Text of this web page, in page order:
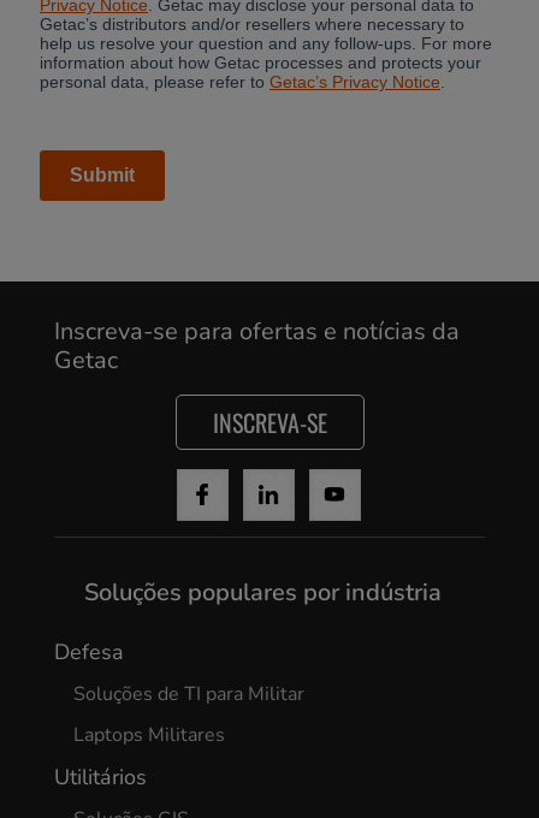
Cancel
Inscreva-se para ofertas e notícias da
Getac
INSCREVA-SE
Soluções populares por indústria
Defesa
Soluções de TI para Militar
Laptops Militares
Utilitários